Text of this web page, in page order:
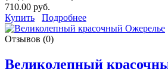
710.00 руб.
Купить
Подробнее
Отзывов (0)
Великолепный